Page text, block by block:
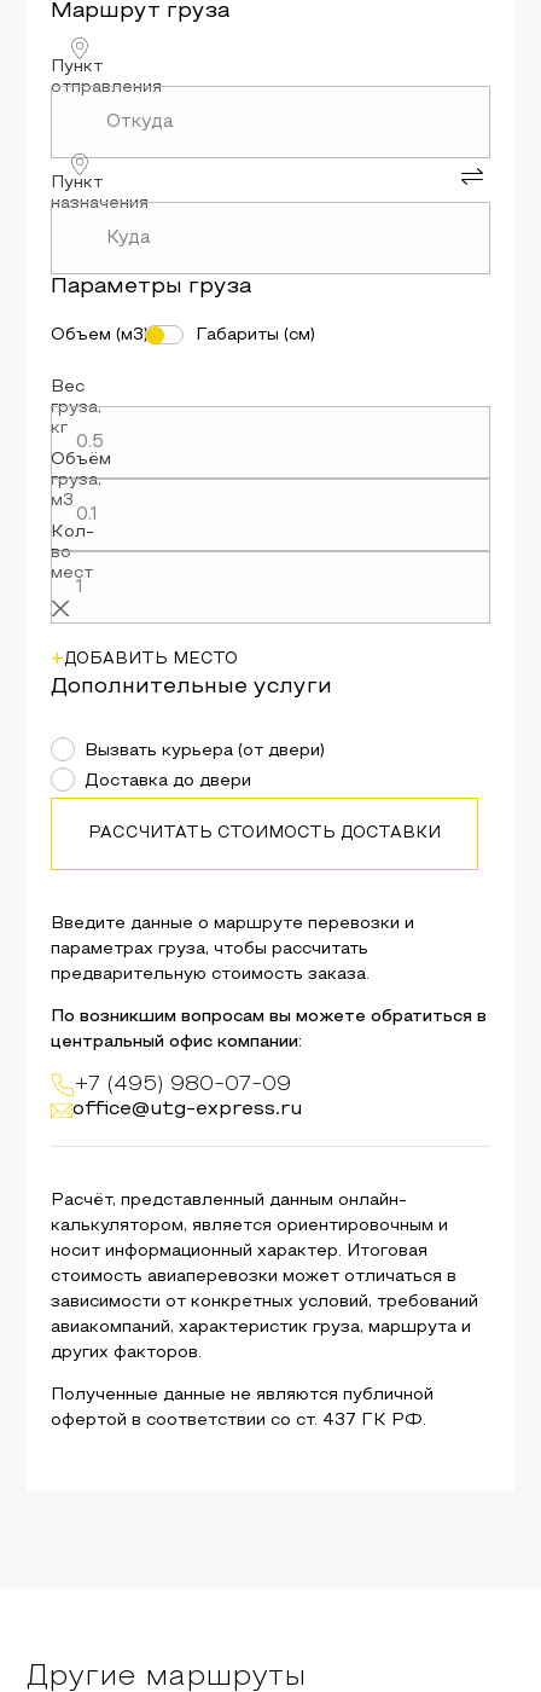
Введите данные о маршруте перевозки и
параметрах груза, чтобы рассчитать
предварительную стоимость заказа.
По возникшим вопросам вы можете обратиться в
центральный офис компании:
+7 (495) 980-07-09
office@utg-express.ru
Расчёт, представленный данным онлайн-
калькулятором, является ориентировочным и
носит информационный характер. Итоговая
стоимость авиаперевозки может отличаться в
зависимости от конкретных условий, требований
авиакомпаний, характеристик груза, маршрута и
других факторов.
Полученные данные не являются публичной
офертой в соответствии со ст. 437 ГК РФ.
Маршрут груза
Пункт
отправления
Пункт
назначения
Параметры груза
Объем (м3) Габариты (см)
Вес
груза,
кг
Объём
груза,
м3
Кол-
во
мест
+ДОБАВИТЬ МЕСТО
Дополнительные услуги
Вызвать курьера (от двери)
Доставка до двери
РАССЧИТАТЬ СТОИМОСТЬ ДОСТАВКИ
Другие маршруты